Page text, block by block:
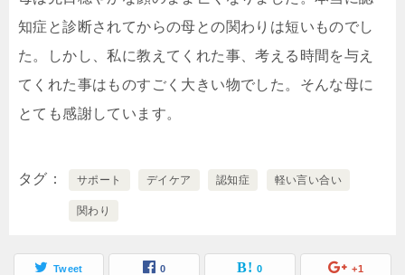
知症と診断されてからの母との関わりは短いものでし
た。しかし、私に教えてくれた事、考える時間を与え
てくれた事はものすごく大きい物でした。そんな母に
とても感謝しています。
タグ サポート デイケア 認知症 軽い言い合い
関わり
Tweet 0 0 +1